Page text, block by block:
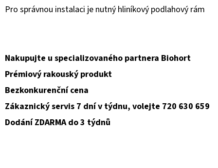
Pro správnou instalaci je nutný hliníkový podlahový rám
Nakupujte u specializovaného partnera Biohort
Prémiový rakouský produkt
Bezkonkurenční cena
Zákaznický servis 7 dní v týdnu, volejte 720 630 659
Dodání ZDARMA do 3 týdnů
D
O
P
O